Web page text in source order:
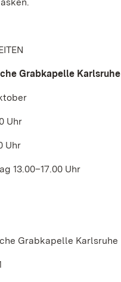
Grabkapelle Karlsruhe
Uhr
Uhr
13.00–17.00 Uhr
Grabkapelle Karlsruhe